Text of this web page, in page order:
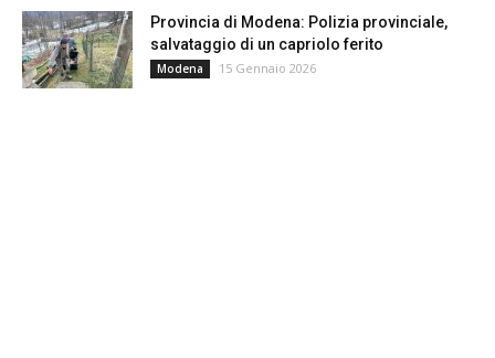
Provincia di Modena: Polizia provinciale,
salvataggio di un capriolo ferito
Modena 15 Gennaio 2026